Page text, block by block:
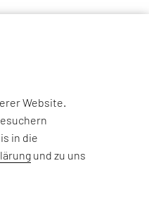
Website.
in die
und zu uns